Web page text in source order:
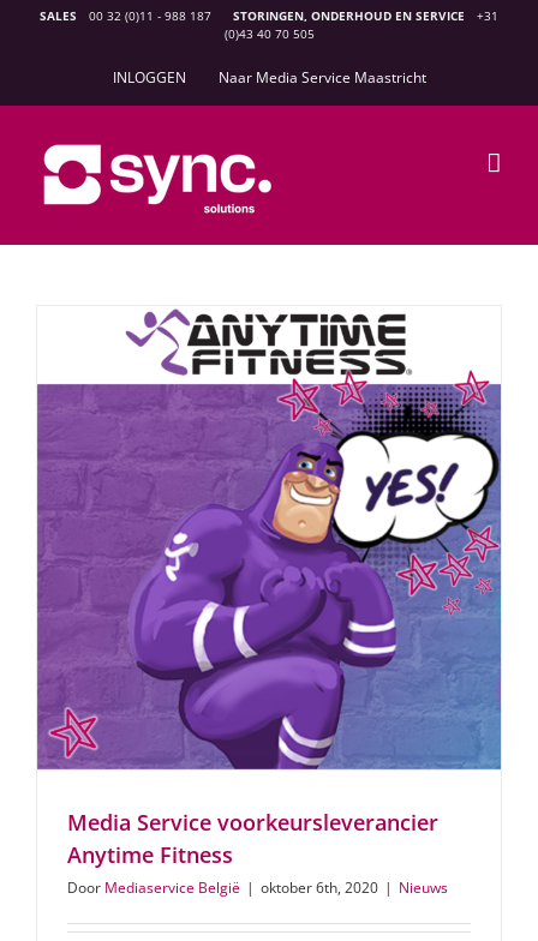
SALES 00 32 (0)11 - 988 187 STORINGEN, ONDERHOUD EN SERVICE
+31
(0)43 40 70 505
INLOGGEN Naar Media Service Maastricht
Media Service voorkeursleverancier
Anytime Fitness
Door Mediaservice België | oktober 6th, 2020 | Nieuws